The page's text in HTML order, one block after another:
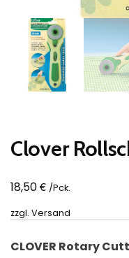
Clover
18,50€ /Pck.
zzgl. Versand
CLOVER Rotary